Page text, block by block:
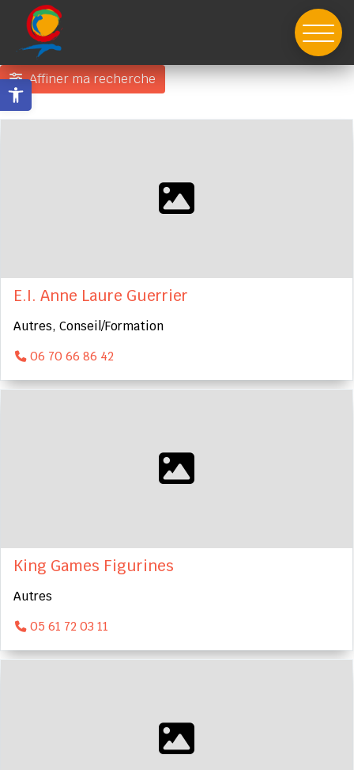
content
Ouvrir la barre d’outils
Affiner ma recherche
E.I. Anne Laure Guerrier
Autres, Conseil/Formation
06 70 66 86 42
King Games Figurines
Autres
05 61 72 03 11